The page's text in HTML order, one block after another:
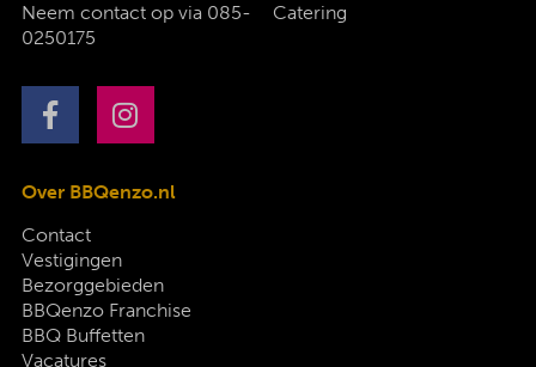
Neem contact op via 085-
0250175
Catering
Over BBQenzo.nl
Contact
Vestigingen
Bezorggebieden
BBQenzo Franchise
BBQ Buffetten
Vacatures